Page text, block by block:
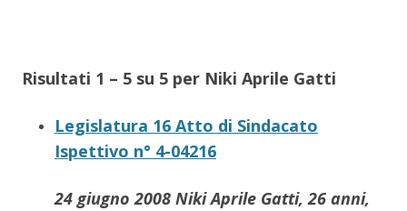
Risultati 1 – 5 su 5 per Niki Aprile Gatti
Legislatura 16 Atto di Sindacato
Ispettivo n° 4-04216
24 giugno 2008 Niki Aprile Gatti, 26 anni,